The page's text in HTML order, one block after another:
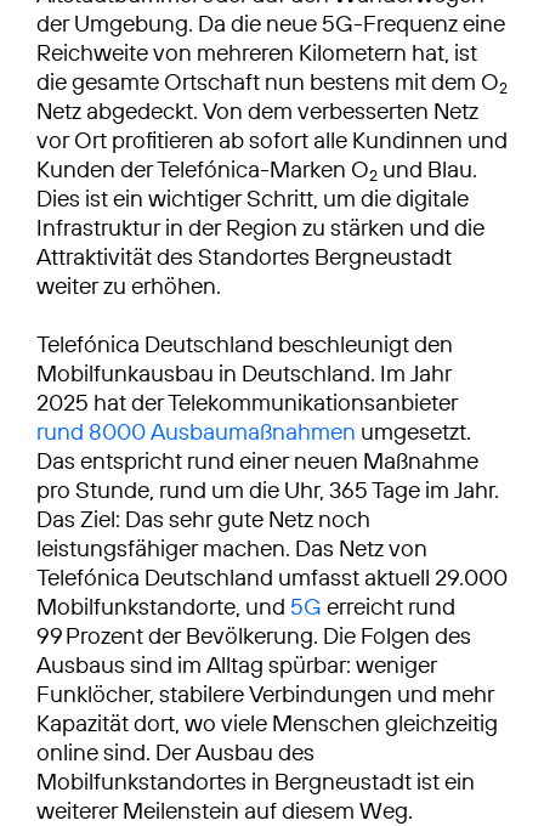
der Umgebung. Da die neue 5G-Frequenz eine
Reichweite von mehreren Kilometern hat, ist
die gesamte Ortschaft nun bestens mit dem O2
Netz abgedeckt. Von dem verbesserten Netz
vor Ort profitieren ab sofort alle Kundinnen und
Kunden der Telefónica-Marken O2 und Blau.
Dies ist ein wichtiger Schritt, um die digitale
Infrastruktur in der Region zu stärken und die
Attraktivität des Standortes Bergneustadt
weiter zu erhöhen.
Telefónica Deutschland beschleunigt den
Mobilfunkausbau in Deutschland. Im Jahr
2025 hat der Telekommunikationsanbieter
rund 8000 Ausbaumaßnahmen umgesetzt.
Das entspricht rund einer neuen Maßnahme
pro Stunde, rund um die Uhr, 365 Tage im Jahr.
Das Ziel: Das sehr gute Netz noch
leistungsfähiger machen. Das Netz von
Telefónica Deutschland umfasst aktuell 29.000
Mobilfunkstandorte, und 5G erreicht rund
99 Prozent der Bevölkerung. Die Folgen des
Ausbaus sind im Alltag spürbar: weniger
Funklöcher, stabilere Verbindungen und mehr
Kapazität dort, wo viele Menschen gleichzeitig
online sind. Der Ausbau des
Mobilfunkstandortes in Bergneustadt ist ein
weiterer Meilenstein auf diesem Weg.